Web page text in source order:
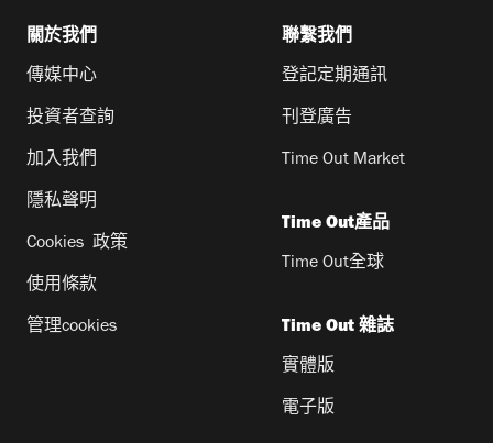
關於我們
傳媒中心
投資者查詢
加入我們
隱私聲明
Cookies 政策
使用條款
管理cookies
聯繫我們
登記定期通訊
刊登廣告
Time Out Market
Time Out產品
Time Out全球
Time Out 雜誌
實體版
電子版